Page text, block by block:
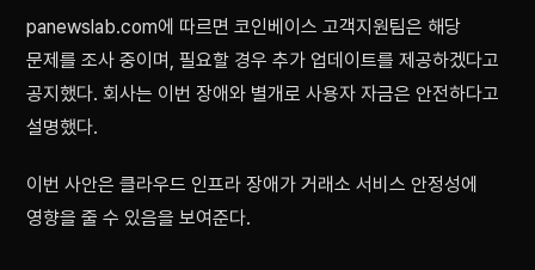
panewslab.com에 따르면 코인베이스 고객지원팀은 해당
문제를 조사 중이며, 필요할 경우 추가 업데이트를 제공하겠다고
공지했다. 회사는 이번 장애와 별개로 사용자 자금은 안전하다고
설명했다.
이번 사안은 클라우드 인프라 장애가 거래소 서비스 안정성에
영향을 줄 수 있음을 보여준다.